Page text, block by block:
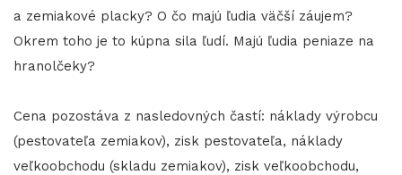
a zemiakové placky? O čo majú ľudia väčší záujem?
Okrem toho je to kúpna sila ľudí. Majú ľudia peniaze na
hranolčeky?
Cena pozostáva z nasledovných častí: náklady výrobcu
(pestovateľa zemiakov), zisk pestovateľa, náklady
veľkoobchodu (skladu zemiakov), zisk veľkoobchodu,